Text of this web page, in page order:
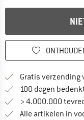
Gratis verzending
100 dagen
> 4.000.000
Alle artikelen in